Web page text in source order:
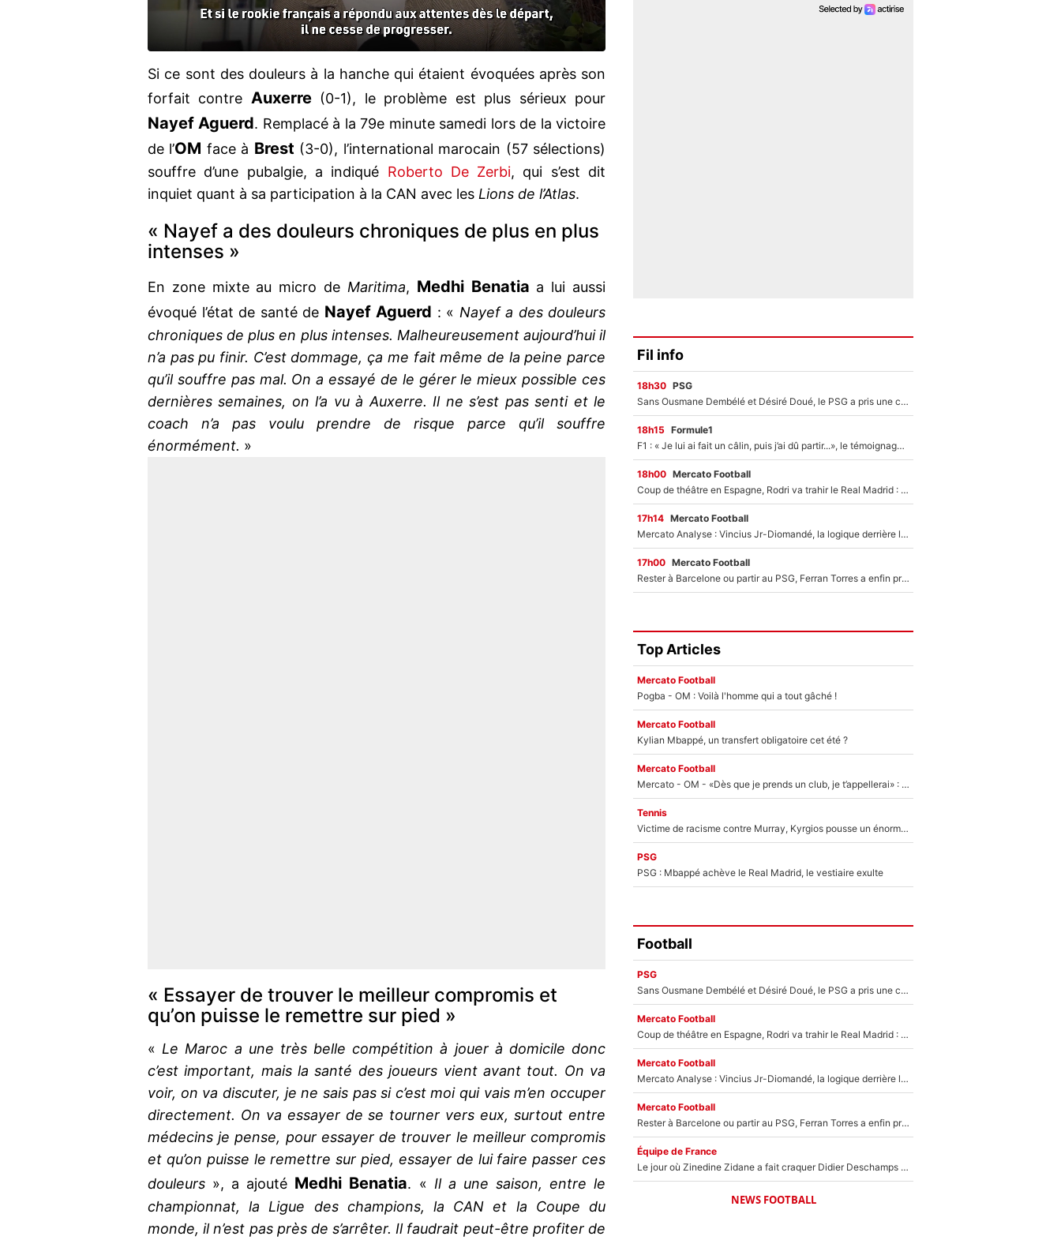
Si ce sont des douleurs à la hanche qui étaient évoquées après son
forfait contre Auxerre(0-1), le problème est plus sérieux pour
Nayef Aguerd. Remplacé à la 79e minute samedi lors de la victoire
de l’OM face à Brest (3-0), l’international marocain (57 sélections)
souffre d’une pubalgie, a indiqué Roberto De Zerbi, qui s’est dit
inquiet quant à sa participation à la CAN avec les Lions de l’Atlas.
« Nayef a des douleurs chroniques de plus en plus
intenses »
En zone mixte au micro de Maritima, Medhi Benatia a lui aussi
évoqué l’état de santé de Nayef Aguerd : « Nayef a des douleurs
chroniques de plus en plus intenses. Malheureusement aujourd’hui il
n’a pas pu finir. C’est dommage, ça me fait même de la peine parce
qu’il souffre pas mal. On a essayé de le gérer le mieux possible ces
dernières semaines, on l’a vu à Auxerre. Il ne s’est pas senti et le
coach n’a pas voulu prendre de risque parce qu’il souffre
énormément. »
« Essayer de trouver le meilleur compromis et
qu’on puisse le remettre sur pied »
« Le Maroc a une très belle compétition à jouer à domicile donc
c’est important, mais la santé des joueurs vient avant tout. On va
voir, on va discuter, je ne sais pas si c’est moi qui vais m’en occuper
directement. On va essayer de se tourner vers eux, surtout entre
médecins je pense, pour essayer de trouver le meilleur compromis
et qu’on puisse le remettre sur pied, essayer de lui faire passer ces
douleurs », a ajouté Medhi Benatia. « Il a une saison, entre le
championnat, la Ligue des champions, la CAN et la Coupe du
monde, il n’est pas près de s’arrêter. Il faudrait peut-être profiter de
Fil info
18h30 PSG
Sans Ousmane Dembélé et Désiré Doué, le PSG a pris une correction face à Majorque : Luis Enrique attend avec impatience des renforts !
18h15 Formule1
F1 : « Je lui ai fait un câlin, puis j’ai dû partir...», le témoignage émouvant de Max Verstappen sur sa fille
18h00 Mercato Football
Coup de théâtre en Espagne, Rodri va trahir le Real Madrid : Le Ballon d'Or a choisi de signer au FC Barcelone !
17h14 Mercato Football
Mercato Analyse : Vincius Jr-Diomandé, la logique derrière la concordance des temps
17h00 Mercato Football
Rester à Barcelone ou partir au PSG, Ferran Torres a enfin pris sa décision : La course contre la montre est lancée !
Top Articles
Mercato Football
Pogba - OM : Voilà l'homme qui a tout gâché !
Mercato Football
Kylian Mbappé, un transfert obligatoire cet été ?
Mercato Football
Mercato - OM - «Dès que je prends un club, je t’appellerai» : La promesse de Marcelino au moment de claquer la porte
Tennis
Victime de racisme contre Murray, Kyrgios pousse un énorme coup de gueule !
PSG
PSG : Mbappé achève le Real Madrid, le vestiaire exulte
Football
PSG
Sans Ousmane Dembélé et Désiré Doué, le PSG a pris une correction face à Majorque : Luis Enrique attend avec impatience des renforts !
Mercato Football
Coup de théâtre en Espagne, Rodri va trahir le Real Madrid : Le Ballon d'Or a choisi de signer au FC Barcelone !
Mercato Football
Mercato Analyse : Vincius Jr-Diomandé, la logique derrière la concordance des temps
Mercato Football
Rester à Barcelone ou partir au PSG, Ferran Torres a enfin pris sa décision : La course contre la montre est lancée !
Équipe de France
Le jour où Zinedine Zidane a fait craquer Didier Deschamps en équipe de France : «Je m’en suis voulu», l’ancien sélectionneur a regretté son geste !
NEWS FOOTBALL